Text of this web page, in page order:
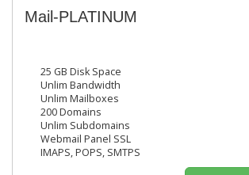
Mail-PLATINUM
25 GB Disk Space
Unlim Bandwidth
Unlim Mailboxes
200 Domains
Unlim Subdomains
Webmail Panel SSL
IMAPS, POPS, SMTPS